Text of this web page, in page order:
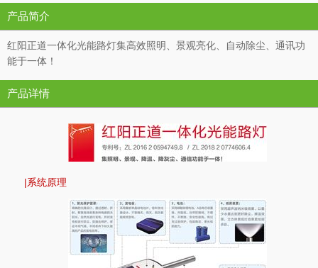
产品简介
红阳正道一体化光能路灯集高效照明、景观亮化、自动除尘、通讯功
能于一体！
产品详情
|系统原理